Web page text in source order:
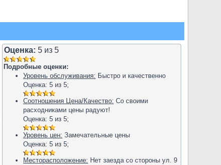
Оценка: 5 из 5
Подробные оценки:
Уровень обслуживания: Быстро и качественно
Оценка: 5 из 5;
Соотношения Цена/Качество: Со своими
расходниками цены радуют!
Оценка: 5 из 5;
Уровень цен: Замечательные цены
Оценка: 5 из 5;
Месторасположение: Нет заезда со стороны ул. 9